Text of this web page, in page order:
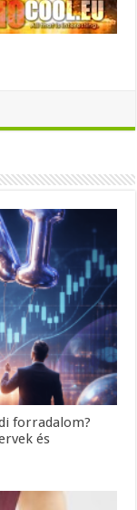
forradalom?
és